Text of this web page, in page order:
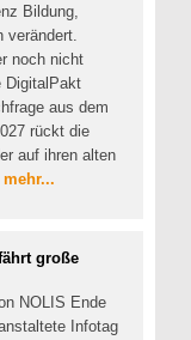
Bildung,
verändert.
noch nicht
DigitalPakt
aus dem
rückt die
auf ihren alten
mehr...
große
NOLIS Ende
Infotag